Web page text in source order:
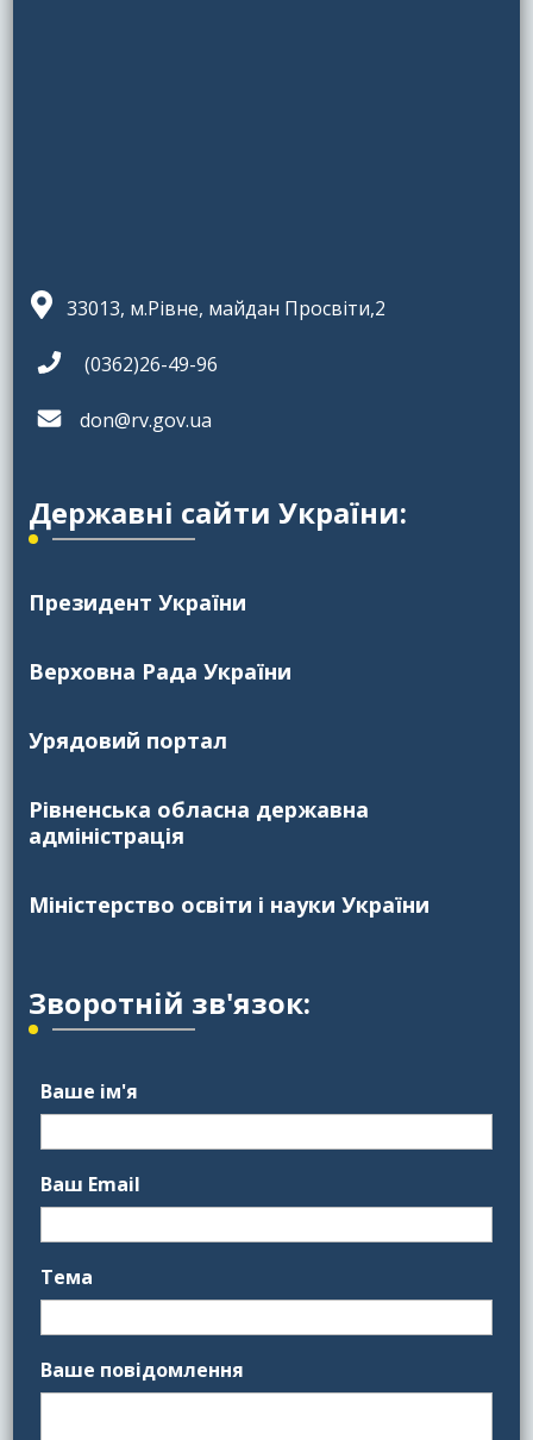
33013, м.Рівне, майдан Просвіти,2
(0362)26-49-96
don@rv.gov.ua
Державні сайти України:
Президент України
Верховна Рада України
Урядовий портал
Рівненська обласна державна
адміністрація
Міністерство освіти і науки України
Зворотній зв'язок:
Ваше ім'я
Ваш Email
Тема
Ваше повідомлення